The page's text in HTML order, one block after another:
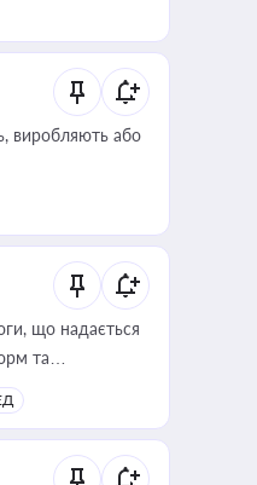
виробляють або
що надається
та